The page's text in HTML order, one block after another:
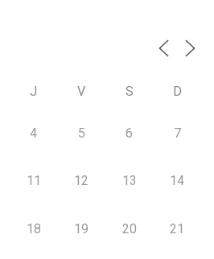
J V S D
4 5 6 7
11 12 13 14
18 19 20 21